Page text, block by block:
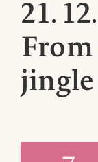
21.
jingle